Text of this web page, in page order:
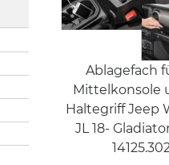
Ablagefach
Mittelkonsole
Haltegriff Jeep
JL 18-